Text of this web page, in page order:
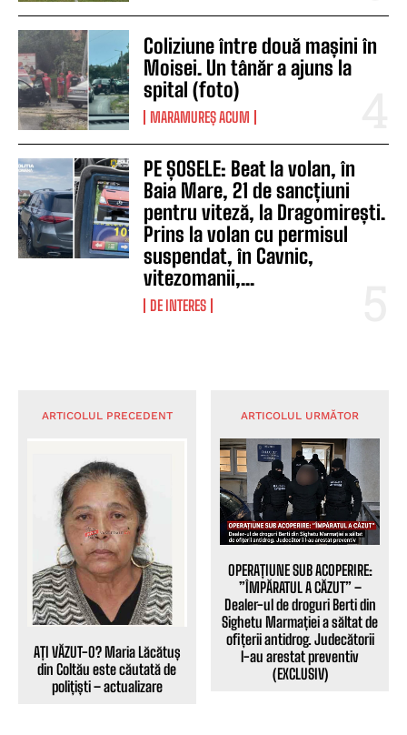
Coliziune între două mașini în
Moisei. Un tânăr a ajuns la
spital (foto)
MARAMUREȘ ACUM
PE ȘOSELE: Beat la volan, în
Baia Mare, 21 de sancțiuni
pentru viteză, la Dragomirești.
Prins la volan cu permisul
suspendat, în Cavnic,
vitezomanii,...
DE INTERES
ARTICOLUL PRECEDENT
AȚI VĂZUT-O? Maria Lăcătuș
din Coltău este căutată de
polițiști – actualizare
ARTICOLUL URMĂTOR
OPERAȚIUNE SUB ACOPERIRE:
”ÎMPĂRATUL A CĂZUT” –
Dealer-ul de droguri Berti din
Sighetu Marmației a săltat de
ofițerii antidrog. Judecătorii
l-au arestat preventiv
(EXCLUSIV)